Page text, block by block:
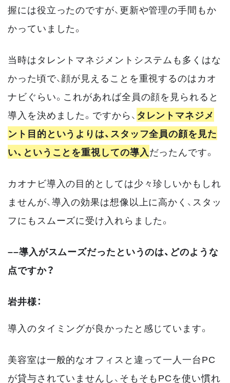
握には役立ったのですが、更新や管理の手間もか
かっていました。
当時はタレントマネジメントシステムも多くはな
かった頃で、顔が見えることを重視するのはカオ
ナビぐらい。これがあれば全員の顔を見られると
導入を決めました。ですから、 タレントマネジメ
ント目的というよりは、スタッフ全員の顔を見た
い、ということを重視しての導入だったんです。
カオナビ導入の目的としては少々珍しいかもしれ
ませんが、導入の効果は想像以上に高かく、スタッ
フにもスムーズに受け入れらました。
––導入がスムーズだったというのは、どのような
点ですか？
岩井様：
導入のタイミングが良かったと感じています。
美容室は一般的なオフィスと違って一人一台PC
が貸与されていませんし、そもそもPCを使い慣れ